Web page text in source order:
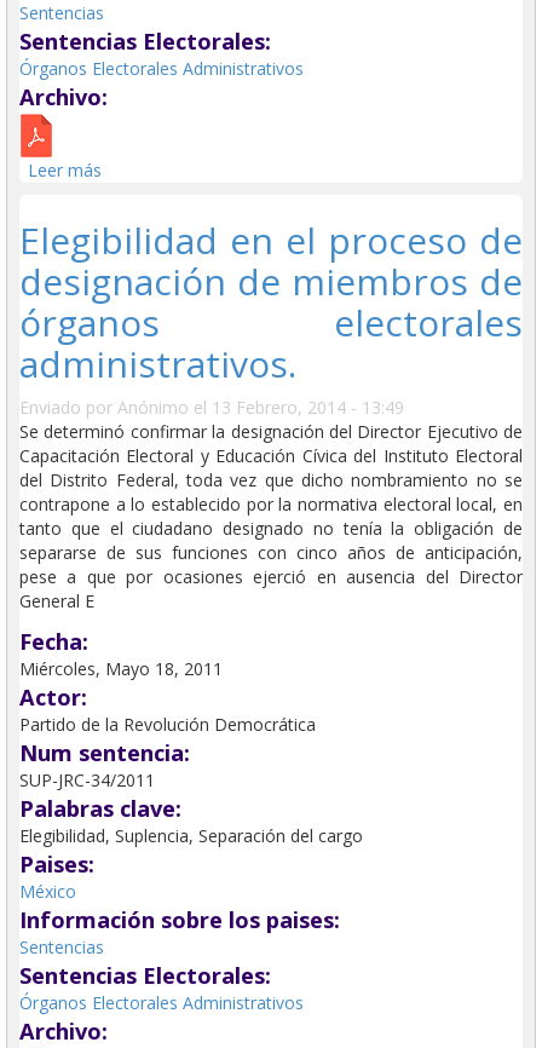
Sentencias
Sentencias Electorales:
Órganos Electorales Administrativos
Archivo:
Leer más
Elegibilidad en el proceso de
designación de miembros de
órganos electorales
administrativos.
Enviado por Anónimo el 13 Febrero, 2014 - 13:49
Se determinó confirmar la designación del Director Ejecutivo de
Capacitación Electoral y Educación Cívica del Instituto Electoral
del Distrito Federal, toda vez que dicho nombramiento no se
contrapone a lo establecido por la normativa electoral local, en
tanto que el ciudadano designado no tenía la obligación de
separarse de sus funciones con cinco años de anticipación,
pese a que por ocasiones ejerció en ausencia del Director
General E
Fecha:
Miércoles, Mayo 18, 2011
Actor:
Partido de la Revolución Democrática
Num sentencia:
SUP-JRC-34/2011
Palabras clave:
Elegibilidad, Suplencia, Separación del cargo
Paises:
México
Información sobre los paises:
Sentencias
Sentencias Electorales:
Órganos Electorales Administrativos
Archivo: